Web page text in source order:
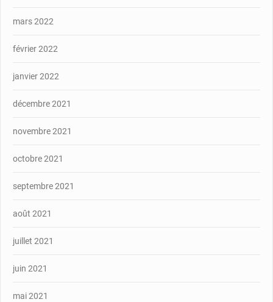
mars 2022
février 2022
janvier 2022
décembre 2021
novembre 2021
octobre 2021
septembre 2021
août 2021
juillet 2021
juin 2021
mai 2021